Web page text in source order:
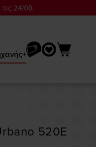
24/08.
520E